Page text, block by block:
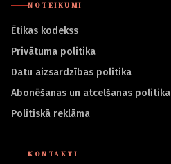
NOTEIKUMI
Ētikas kodekss
Privātuma politika
Datu aizsardzības politika
Abonēšanas un atcelšanas politika
Politiskā reklāma
KONTAKTI